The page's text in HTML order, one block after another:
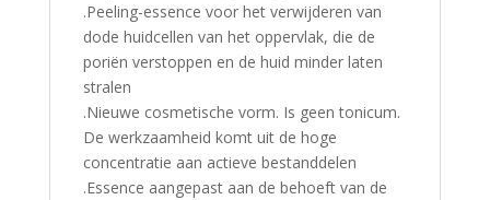
.Peeling-essence voor het verwijderen van
dode huidcellen van het oppervlak, die de
poriën verstoppen en de huid minder laten
stralen
.Nieuwe cosmetische vorm. Is geen tonicum.
De werkzaamheid komt uit de hoge
concentratie aan actieve bestanddelen
.Essence aangepast aan de behoeft van de